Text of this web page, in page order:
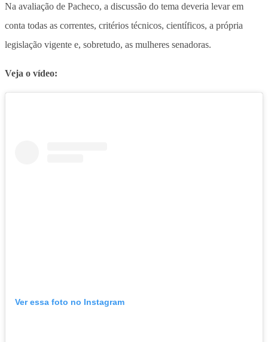
Na avaliação de Pacheco, a discussão do tema deveria levar em
conta todas as correntes, critérios técnicos, científicos, a própria
legislação vigente e, sobretudo, as mulheres senadoras.
Veja o vídeo:
Ver essa foto no Instagram